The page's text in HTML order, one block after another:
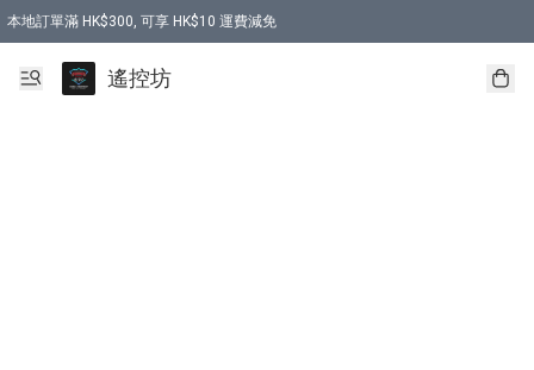
本地訂單滿 HK$300, 可享 HK$10 運費減免
購買 7.6V 6500mah 70C 電池 送 7.6V USB充電器
遙控坊